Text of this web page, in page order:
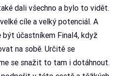
dali všechno a bylo to vidět.
cíle a velký potenciál. A
účastníkem Final4, když
na sobě. Určitě se
se snažit to tam i dotáhnout.